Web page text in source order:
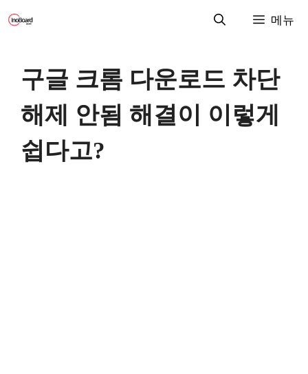
텐
메뉴
구글 크롬 다운로드 차단
해제 안됨 해결이 이렇게
쉽다고?